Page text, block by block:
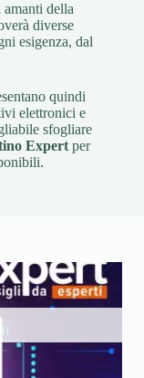
della
diverse
esigenza, dal
quindi
elettronici e
sfogliare
Expert per